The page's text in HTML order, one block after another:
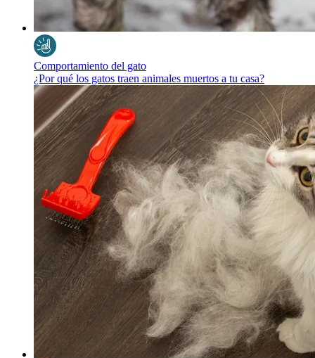
Comportamiento del gato
¿Por qué los gatos traen animales muertos a tu casa?